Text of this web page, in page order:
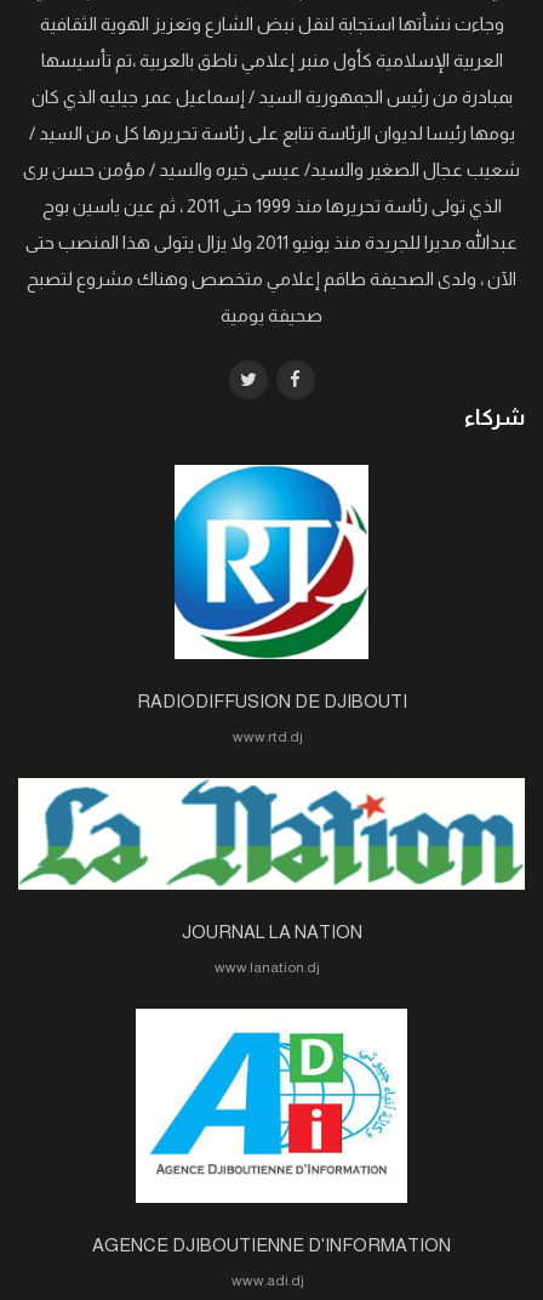
وجاءت نشأتها استجابة لنقل نبض الشارع وتعزيز الهوية الثقافية
العربية الإسلامية كأول منبر إعلامي ناطق بالعربية ،تم تأسيسها
بمبادرة من رئيس الجمهورية السيد / إسماعيل عمر جيليه الذي كان
يومها رئيسا لديوان الرئاسة تتابع على رئاسة تحريرها كل من السيد /
شعيب عجال الصغير والسيد/ عيسى خيره والسيد / مؤمن حسن برى
الذي تولى رئاسة تحريرها منذ 1999 حتى 2011 ، ثم عين ياسين بوح
عبدالله مديرا للجريدة منذ يونيو 2011 ولا يزال يتولى هذا المنصب حتى
الآن ، ولدى الصحيفة طاقم إعلامي متخصص وهناك مشروع لتصبح
صحيفة يومية
شركاء
RADIODIFFUSION DE DJIBOUTI
JOURNAL LA NATION
AGENCE DJIBOUTIENNE D'INFORMATION